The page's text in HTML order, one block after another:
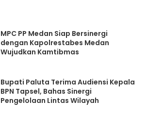
MPC PP Medan Siap Bersinergi
dengan Kapolrestabes Medan
Wujudkan Kamtibmas
Bupati Paluta Terima Audiensi Kepala
BPN Tapsel, Bahas Sinergi
Pengelolaan Lintas Wilayah